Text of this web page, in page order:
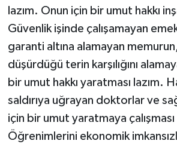
lazım. Onun için bir umut hakkı
Güvenlik işinde çalışamayan
garanti altına alamayan
düşürdüğü terin karşılığını
bir umut hakkı yaratması lazım.
saldırıya uğrayan doktorlar ve
için bir umut yaratmaya çalışması
Öğrenimlerini ekonomik